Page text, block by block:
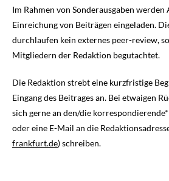
Im Rahmen von Sonderausgaben
Einreichung von Beiträgen eingeladen.
durchlaufen kein externes peer-review,
Mitgliedern der Redaktion begutachtet.
Die Redaktion strebt eine kurzfristige
Eingang des Beitrages an. Bei etwaigen
sich gerne an den/die
oder eine E-Mail an die
frankfurt.de) schreiben.